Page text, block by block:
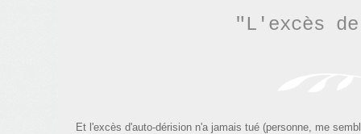
" L 'excès
Et l'excès d'auto-dérision n'a jamais tué (personne, me